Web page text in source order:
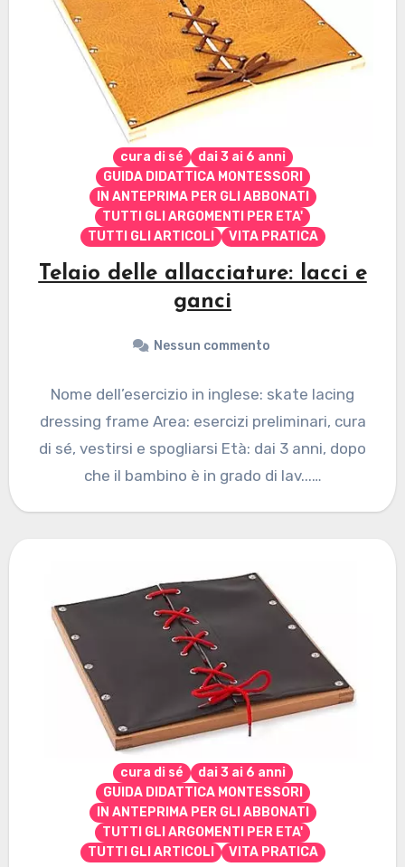
cura di sé
dai 3 ai 6 anni
GUIDA DIDATTICA MONTESSORI
IN ANTEPRIMA PER GLI ABBONATI
TUTTI GLI ARGOMENTI PER ETA'
TUTTI GLI ARTICOLI
VITA PRATICA
Telaio delle allacciature: lacci e
ganci
Nessun commento
Nome dell’esercizio in inglese: skate lacing
dressing frame Area: esercizi preliminari, cura
di sé, vestirsi e spogliarsi Età: dai 3 anni, dopo
che il bambino è in grado di lav...…
cura di sé
dai 3 ai 6 anni
GUIDA DIDATTICA MONTESSORI
IN ANTEPRIMA PER GLI ABBONATI
TUTTI GLI ARGOMENTI PER ETA'
TUTTI GLI ARTICOLI
VITA PRATICA